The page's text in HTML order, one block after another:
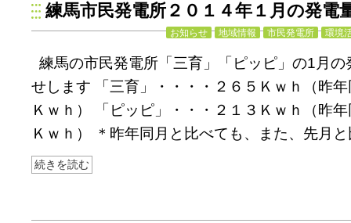
練馬市民発電所２０１４年１月の発電
お知らせ 地域情報 市民発電所 環境
練馬の市民発電所「三育」「ピッピ」の1月の
せします 「三育」・・・・２６５Ｋｗｈ（昨
Ｋｗｈ） 「ピッピ」・・・２１３Ｋｗｈ（昨
Ｋｗｈ） ＊昨年同月と比べても、また、先月
続きを読む